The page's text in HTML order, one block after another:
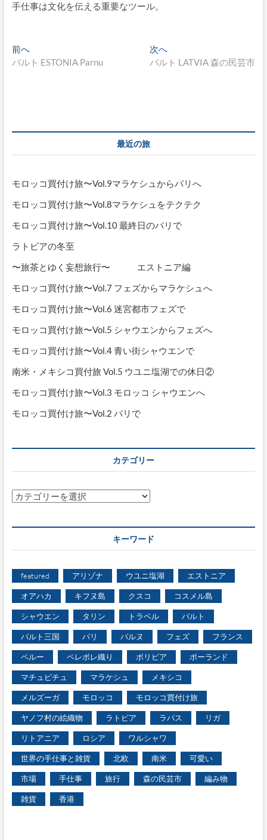
手仕事は文化を伝える重要なツール。
投
稿
ゲ
ョ
ン
前へ過
去
バルト ESTONIA Parnu
次へ
の
バルト LATVIA 森の民芸市
最近の旅
モロッコ買付け旅〜Vol.9マラケシュからパリへ
モロッコ買付け旅〜Vol.8マラケシュをテクテク
モロッコ買付け旅〜Vol.10 最終日のパリで
ラトビアの冬至
〜旅茶とゆく妄想旅行〜 エストニア編
モロッコ買付け旅〜Vol.7 フェズからマラケシュへ
モロッコ買付け旅〜Vol.6 迷宮都市フェズで
モロッコ買付け旅〜Vol.5 シャウエンからフェズへ
モロッコ買付け旅〜Vol.4 青い街シャウエンで
南米・メキシコ買付旅 Vol.5 ウユニ塩湖での休日②
モロッコ買付け旅〜Vol.3 モロッコ シャウエンへ
モロッコ買付け旅〜Vol.2 パリで
カテゴリー
カ
ー
キーワード
featured アリゾナ ウユニ塩湖 エストニア
オアハカ キフヌ島 クスコ コスメル島
シャウエン タリン トラベル バルト
バルト三国 パリ パルヌ フェズ フランス
ペルー ペレボレ織り ボリビア ポーランド
マチュピチュ マラケシュ メキシコ
メルズーガ モロッコ モロッコ買付け旅
ヤノフ村の絵織物 ラトビア ラパス リガ
リトアニア ロシア ワルシャワ
世界の手仕事と雑貨 北欧 南米 可愛い
市場 手仕事 旅行 森の民芸市 編み物
雑貨 香港